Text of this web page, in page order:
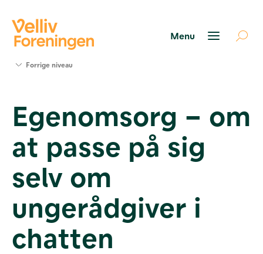
Værktøjer
og viden
Om Velliv
Foreningen
os
Forrige niveau
Egenomsorg – om
at passe på sig
selv om
ungerådgiver i
chatten